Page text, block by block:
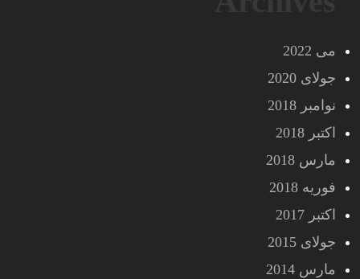
می 2022
جولای 2020
نوامبر 2018
اکتبر 2018
مارس 2018
فوریه 2018
اکتبر 2017
جولای 2015
مارس 2014